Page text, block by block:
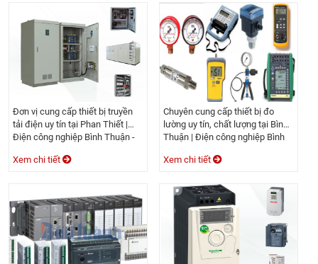
Đơn vị cung cấp thiết bị truyền
tải điện uy tín tại Phan Thiết |
Điện công nghiệp Bình Thuận -
Xem chi tiết
Chuyên cung cấp thiết bị đo
lường uy tín, chất lượng tại Bình
Thuận | Điện công nghiệp Bình
Quang
Xem chi tiết